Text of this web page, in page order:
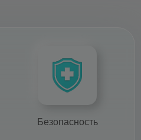
Безопасность